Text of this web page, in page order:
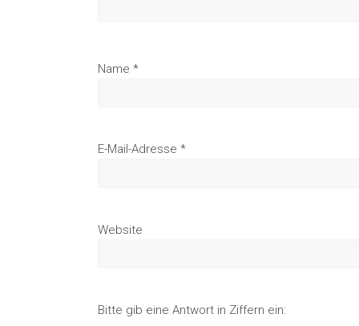
Name *
E-Mail-Adresse *
Website
Bitte gib eine Antwort in Ziffern ein: